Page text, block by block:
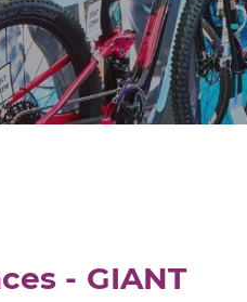
- GIANT